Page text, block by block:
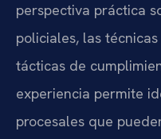
perspectiva práctica
policiales, las
tácticas de
experiencia permite
procesales que